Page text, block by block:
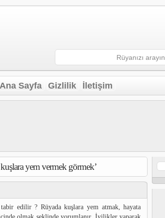
Ana Sayfa Gizlilik İletişim
kuşlara yem vermek görmek’
edilir ? Rüyada kuşlara yem atmak, hayata